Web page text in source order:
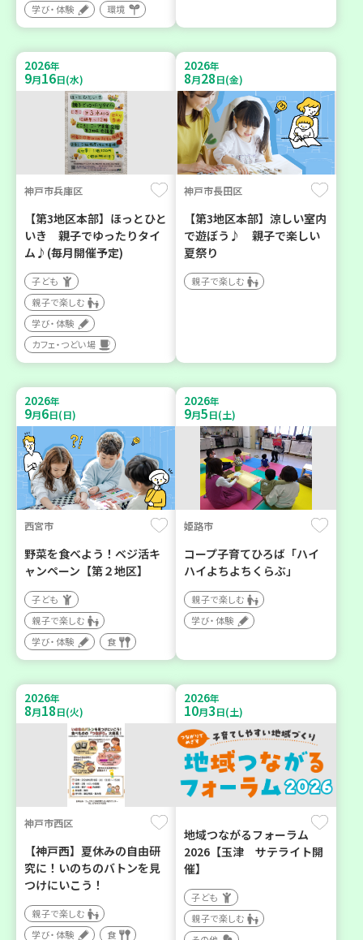
学び・体験
環境
2026年
9月16日(水)
神戸市兵庫区
【第3地区本部】ほっとひと
いき 親子でゆったりタイ
ム♪(毎月開催予定)
子ども
親子で楽しむ
学び・体験
カフェ・つどい場
2026年
8月28日(金)
神戸市長田区
【第3地区本部】涼しい室内
で遊ぼう♪ 親子で楽しい
夏祭り
親子で楽しむ
2026年
9月6日(日)
西宮市
野菜を食べよう！ベジ活キ
ャンペーン【第２地区】
子ども
親子で楽しむ
学び・体験
食
2026年
9月5日(土)
姫路市
コープ子育てひろば「ハイ
ハイよちよちくらぶ」
親子で楽しむ
学び・体験
2026年
8月18日(火)
神戸市西区
【神戸西】夏休みの自由研
究に！いのちのバトンを見
つけにいこう！
親子で楽しむ
学び・体験
食
2026年
10月3日(土)
地域つながるフォーラム
2026【玉津 サテライト開
催】
子ども
親子で楽しむ